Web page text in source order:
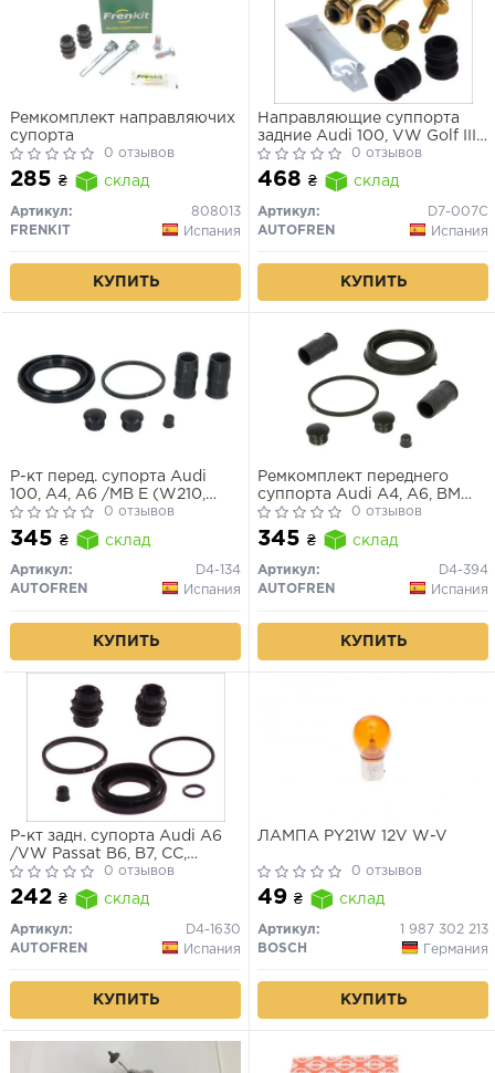
Ремкомплект направляючих
супорта
0 отзывов
285 ₴ склад
Артикул:
808013
FRENKIT
Испания
КУПИТЬ
Направляющие суппорта
задние Audi 100, VW Golf III,
Mercedes W2020 отзывов
468 ₴ склад
Артикул:
D7-007C
AUTOFREN
Испания
КУПИТЬ
Р-кт перед. супорта Audi
100, A4, A6 /MB E (W210,
S210) /Opel Astra G, H, Vectra
B, Zafira A /VW Passat (3B2-
3B6), T4 (57mm ATE)
0 отзывов
345 ₴ склад
Артикул:
D4-134
AUTOFREN
Испания
КУПИТЬ
Ремкомплект переднего
суппорта Audi A4, A6, BMW
5/7, Citroen C5, Ford
Galaxy/Mondeo (60мм)
0 отзывов
345 ₴ склад
Артикул:
D4-394
AUTOFREN
Испания
КУПИТЬ
Р-кт задн. супорта Audi A6
/VW Passat B6, B7, CC,
Tiguan (41mm)0 отзывов
242 ₴ склад
Артикул:
D4-1630
AUTOFREN
Испания
КУПИТЬ
ЛАМПА PY21W 12V W-V
0 отзывов
49 ₴ склад
Артикул:
1 987 302 213
BOSCH
Германия
КУПИТЬ